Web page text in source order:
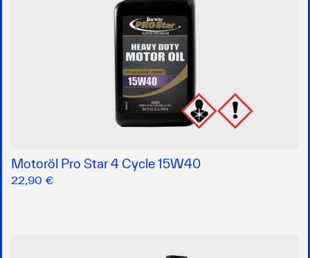
Motoröl Pro Star 4 Cycle 15W40
22,90 €